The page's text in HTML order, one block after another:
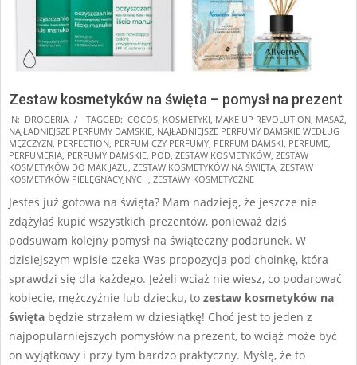
Zestaw kosmetyków na święta – pomysł na prezent
2024-
11-
13
IN: DROGERIA TAGGED: COCOS KOSMETYKI MAKE UP REVOLUTION MASAŻ
NAJŁADNIEJSZE PERFUMY DAMSKIE NAJŁADNIEJSZE PERFUMY DAMSKIE WEDŁUG
MĘŻCZYZN PERFECTION PERFUM CZY PERFUMY PERFUM DAMSKI PERFUME
PERFUMERIA PERFUMY DAMSKIE POD ZESTAW KOSMETYKÓW ZESTAW
KOSMETYKÓW DO MAKIJAŻU ZESTAW KOSMETYKÓW NA ŚWIĘTA ZESTAW
KOSMETYKÓW PIELĘGNACYJNYCH ZESTAWY KOSMETYCZNE
Jesteś już gotowa na święta? Mam nadzieję, że jeszcze nie
zdążyłaś kupić wszystkich prezentów, ponieważ dziś
podsuwam kolejny pomysł na świąteczny podarunek. W
dzisiejszym wpisie czeka Was propozycja pod choinkę, która
sprawdzi się dla każdego. Jeżeli wciąż nie wiesz, co podarować
kobiecie, mężczyźnie lub dziecku, to zestaw kosmetyków na
święta będzie strzałem w dziesiątkę! Choć jest to jeden z
najpopularniejszych pomysłów na prezent, to wciąż może być
on wyjątkowy i przy tym bardzo praktyczny. Myślę, że to